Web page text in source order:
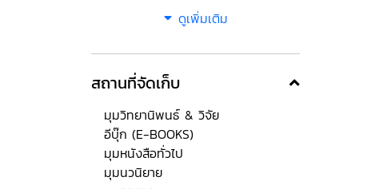
ดูเพิ่มเติม
สถานที่จัดเก็บ
มุมวิทยานิพนธ์ & วิจัย
อีบุ๊ก (E-BOOKS)
มุมหนังสือทั่วไป
มุมนวนิยาย